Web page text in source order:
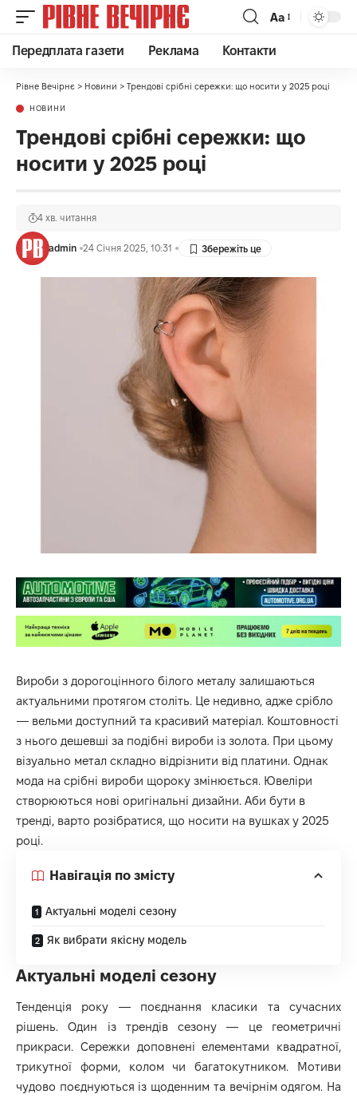
Аа
Передплата газети Реклама Контакти
Рівне Вечірнє > Новини > Трендові срібні сережки: що носити у 2025 році
НОВИНИ
Трендові срібні сережки: що
носити у 2025 році
admin 24 Січня 2025, 10:31
4 хв. читання
Вироби з дорогоцінного білого металу залишаються
актуальними протягом століть. Це недивно, адже срібло
— вельми доступний та красивий матеріал. Коштовності
з нього дешевші за подібні вироби із золота. При цьому
візуально метал складно відрізнити від платини. Однак
мода на срібні вироби щороку змінюється. Ювеліри
створюються нові оригінальні дизайни. Аби бути в
тренді, варто розібратися, що носити на вушках у 2025
році.
Навігація по змісту
Актуальні моделі сезону
Як вибрати якісну модель
Актуальні моделі сезону
Тенденція року — поєднання класики та сучасних
рішень. Один із трендів сезону — це геометричні
прикраси. Сережки доповнені елементами квадратної,
трикутної форми, колом чи багатокутником. Мотиви
чудово поєднуються із щоденним та вечірнім одягом. На